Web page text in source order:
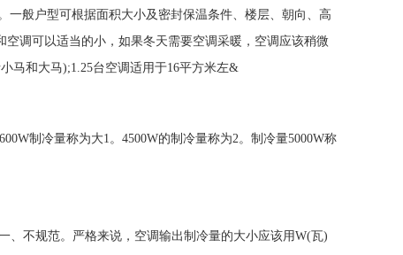
一般户型可根据面积大小及密封保温条件、楼层、朝向、高
调可以适当的小，如果冬天需要空调采暖，空调应该稍微
马和大马);1.25台空调适用于16平方米左&
制冷量称为大1。4500W的制冷量称为2。制冷量5000W称
、不规范。严格来说，空调输出制冷量的大小应该用W(瓦)